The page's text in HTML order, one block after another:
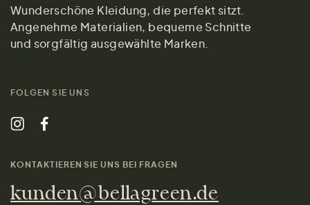
Wunderschöne Kleidung, die perfekt sitzt.
Angenehme Materialien, bequeme Schnitte
und sorgfältig ausgewählte Marken.
FOLGEN SIE UNS
KONTAKTIEREN SIE UNS BEI FRAGEN
kunden@bellagreen.de